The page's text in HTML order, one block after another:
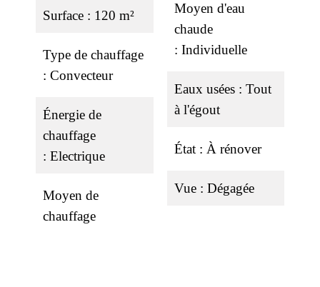
Surface 120 m²
Type de chauffage
Convecteur
Énergie de
chauffage
Electrique
Moyen de
chauffage
Moyen d'eau
chaude
Individuelle
Eaux usées
Tout
à l'égout
État À rénover
Vue Dégagée